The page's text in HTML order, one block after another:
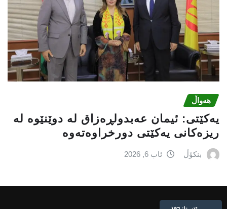
هەواڵ
یه‌كێتی: ئیمان عه‌بدولڕه‌زاق له‌ دوێنێوه‌ له‌
ریزه‌كانی یه‌كێتی دورخراوه‌ته‌وه‌
بنکۆڵ ئاب 6, 2026